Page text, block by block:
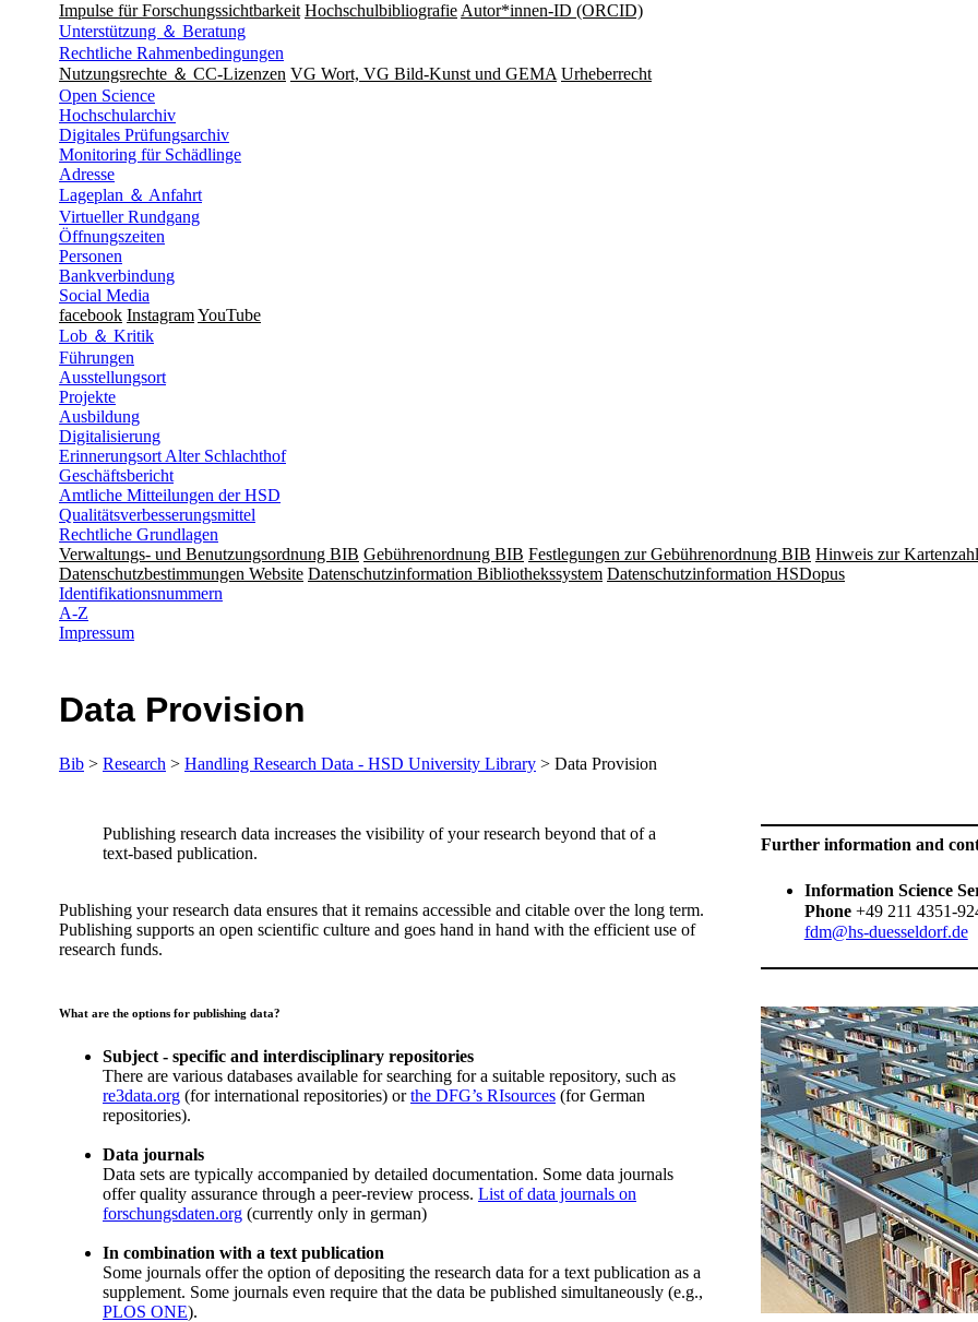
Impulse für Forschungssichtbarkeit Hochschulbibliografie Autor*innen-ID (ORCID)
Unterstützung ＆ Beratung
Rechtliche Rahmenbedingungen
Nutzungsrechte ＆ CC-Lizenzen VG Wort, VG Bild-Kunst und GEMA Urheberrecht
Open Science
Hochschularchiv
Digitales Prüfungsarchiv
Monitoring für Schädlinge
Adresse
Lageplan ＆ Anfahrt
Virtueller Rundgang
Öffnungszeiten
Personen
Bankverbindung
Social Media
facebook InstagramYouTube
Lob ＆ Kritik
Führungen
Ausstellungsort
Projekte
Ausbildung
Digitalisierung
Erinnerungsort Alter Schlachthof
Geschäftsbericht
Amtliche Mitteilungen der HSD
Qualitätsverbesserungsmittel
Rechtliche Grundlagen
Verwaltungs- und Benutzungsordnung BIB Gebührenordnung BIB Festlegungen zur Gebührenordnung BIB Hinweis zur
Datenschutzbestimmungen Website Datenschutzinformation Bibliothekssystem Datenschutzinformation HSDopus
Identifikationsnummern
A-Z
Impressum
Data Provision
Bib > Research > Handling Research Data - HSD University Library > Data Provision
​​​​​​​Publishing research data increases the visibility of your research beyond that of a
text-based publication.
Publishing your research data ensures that it remains accessible and citable over the long term.
Publishing supports an open scientific culture and goes hand in hand with the efficient use of
research funds.
What are the options for publishing data?
Subject - specific and interdisciplinary repositories
There are various databases available for searching for a suitable repository, such as
re3data.org (for international repositories) orthe DFG’s RIsources (for German
repositories).
Data journals
Data sets are typically accompanied by detailed documentation. Some data journals
offer quality assurance through a peer-review process. List of data journals on
forschungsdaten.org (currently only in german)
In combination with a text publication
Some journals offer the option of depositing the research data for a text publication as a
supplement. Some journals even require that the data be published simultaneously (e.g.,
PLOS ONE).​
​​Further information and
Information Science
​Phone+49 211 4351-
fdm@hs-duesseldorf.de